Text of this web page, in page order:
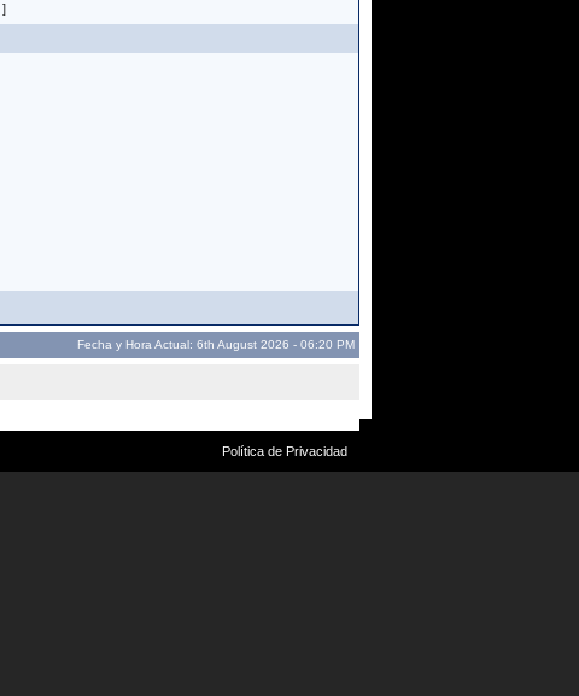
]
Fecha y Hora Actual: 6th August 2026 - 06:20 PM
Política de Privacidad